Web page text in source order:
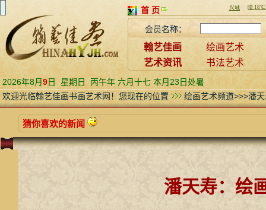
首 页
会员名称：
翰艺佳画
绘画艺术
艺术资讯
书法艺术
2026年8月9日 星期日
丙午年 六月十七 本月23日处暑
欢迎光临翰艺佳画书画艺术网！您现在的位置
绘画艺术频道>>>潘
猜你喜欢的新闻
潘天寿：绘